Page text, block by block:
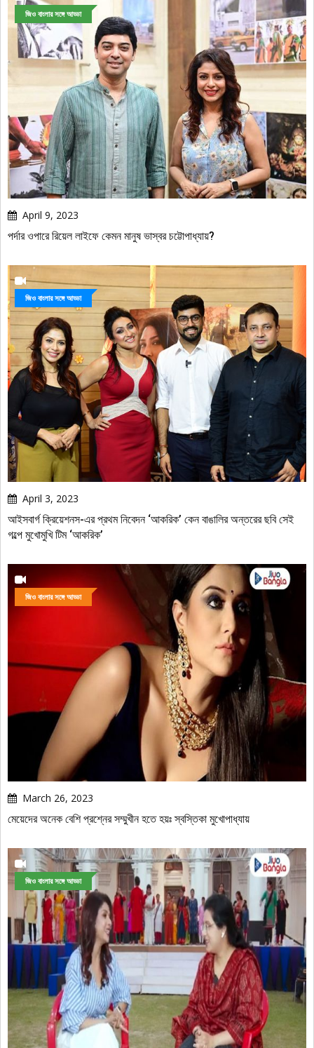
জিও বাংলার সঙ্গে আড্ডা
April 9, 2023
পর্দার ওপারে রিয়েল লাইফে কেমন মানুষ ভাস্বর চট্টোপাধ্যায়?
জিও বাংলার সঙ্গে আড্ডা
April 3, 2023
আইসবার্গ ক্রিয়েশনস-এর প্রথম নিবেদন ‘আকরিক’ কেন বাঙালির অন্তরের ছবি সেই
গল্পে মুখোমুখি টিম ‘আকরিক’
জিও বাংলার সঙ্গে আড্ডা
March 26, 2023
মেয়েদের অনেক বেশি প্রশ্নের সম্মুখীন হতে হয়ঃ স্বস্তিকা মুখোপাধ্যায়
জিও বাংলার সঙ্গে আড্ডা